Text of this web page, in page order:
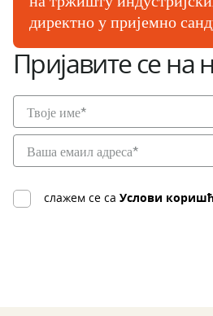
Пријавите се на
слажем се са Услови
директно у пријемно